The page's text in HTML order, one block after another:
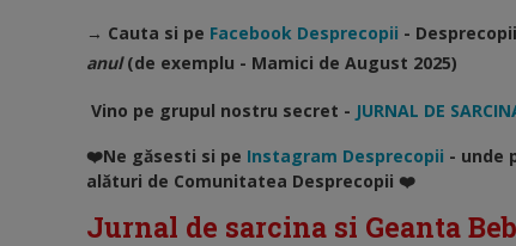
→ Cauta si pe Facebook Desprecopii -
anul (de exemplu - Mamici de August 2025)
Vino pe grupul nostru secret - JURNAL DE
❤️Ne găsesti si pe Instagram Desprecopii - unde
alături de Comunitatea Desprecopii ❤️
Jurnal de sarcina si Geanta